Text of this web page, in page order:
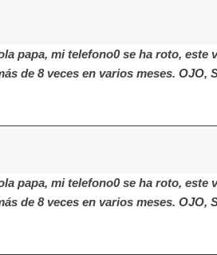
papa, mi telefono0 se ha roto, este
de 8 veces en varios meses. OJO,
papa, mi telefono0 se ha roto, este
de 8 veces en varios meses. OJO,